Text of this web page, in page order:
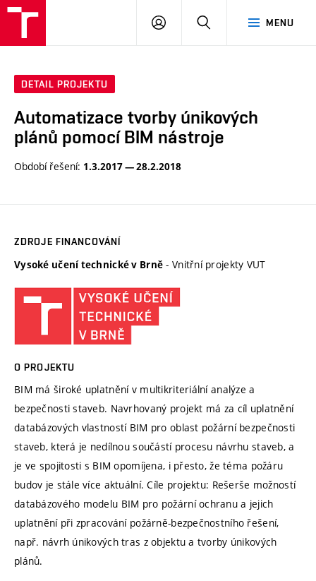
MENU
PŘIHLÁSIT
DETAIL PROJEKTU
Automatizace tvorby únikových
plánů pomocí BIM nástroje
Období řešení: 1.3.2017 — 28.2.2018
ZDROJE FINANCOVÁNÍ
Vysoké učení technické v Brně - Vnitřní projekty VUT
O PROJEKTU
BIM má široké uplatnění v multikriteriální analýze a
bezpečnosti staveb. Navrhovaný projekt má za cíl uplatnění
databázových vlastností BIM pro oblast požární bezpečnosti
staveb, která je nedílnou součástí procesu návrhu staveb, a
je ve spojitosti s BIM opomíjena, i přesto, že téma požáru
budov je stále více aktuální. Cíle projektu: Rešerše možností
databázového modelu BIM pro požární ochranu a jejich
uplatnění při zpracování požárně-bezpečnostního řešení,
např. návrh únikových tras z objektu a tvorby únikových
plánů.